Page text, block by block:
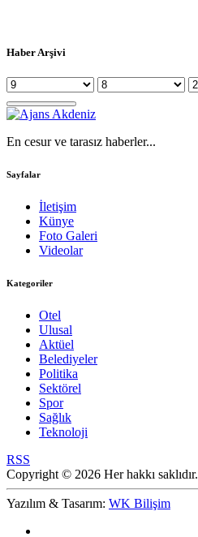
Haber Arşivi
En cesur ve tarasız haberler...
Sayfalar
İletişim
Künye
Foto Galeri
Videolar
Kategoriler
Otel
Ulusal
Aktüel
Belediyeler
Politika
Sektörel
Spor
Sağlık
Teknoloji
RSS
Copyright © 2026 Her hakkı saklıdır.
Yazılım & Tasarım: WK Bilişim